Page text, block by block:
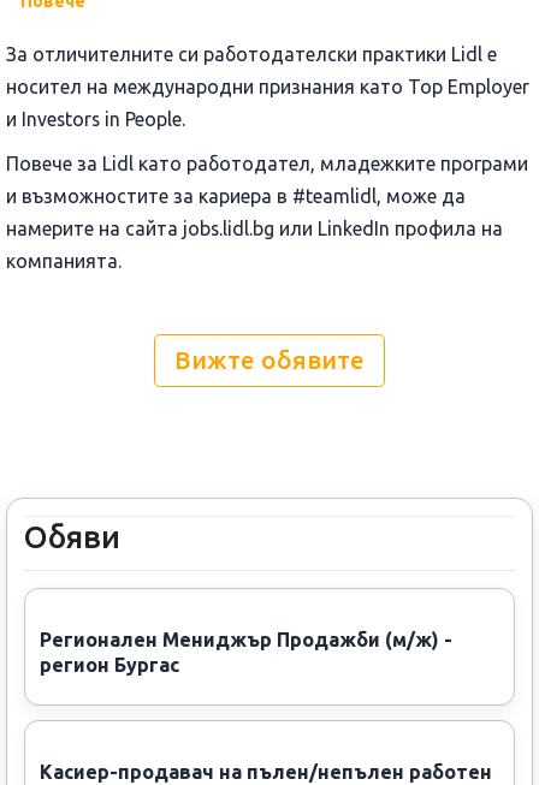
За отличителните си работодателски практики Lidl е
носител на международни признания като Top Employer
и Investors in People.
Повече за Lidl като работодател, младежките програми
и възможностите за кариера в #teamlidl, може да
намерите на сайта jobs.lidl.bg или LinkedIn профила на
компанията.
Вижте обявите
Обяви
Регионален Мениджър Продажби (м/ж) -
регион Бургас
Касиер-продавач на пълен/непълен работен